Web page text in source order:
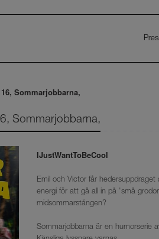
Sommarjobbarna,
Sommarjobbarna,
IJustWantToBeCool
Emil och Victor får
energi för att gå all in på 'små
midsommarstången?
Sommarjobbarna är en humorserie